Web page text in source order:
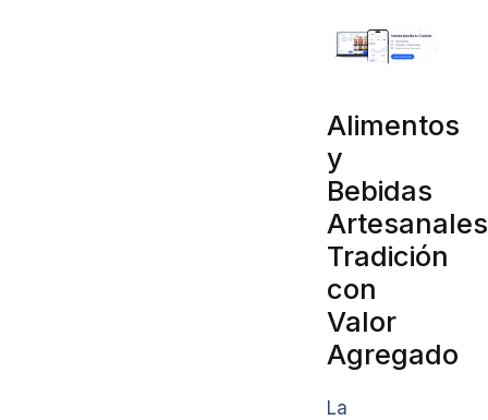
Alimentos
y
Bebidas
Tradición
con
Valor
Agregado
La